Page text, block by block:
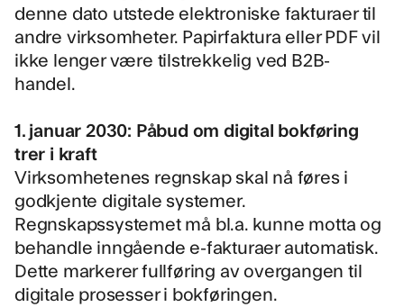
denne dato utstede elektroniske fakturaer til
andre virksomheter. Papirfaktura eller PDF vil
ikke lenger være tilstrekkelig ved B2B-
handel.
1. januar 2030: Påbud om digital bokføring
trer i kraft
Virksomhetenes regnskap skal nå føres i
godkjente digitale systemer.
Regnskapssystemet må bl.a. kunne motta og
behandle inngående e-fakturaer automatisk.
Dette markerer fullføring av overgangen til
digitale prosesser i bokføringen.